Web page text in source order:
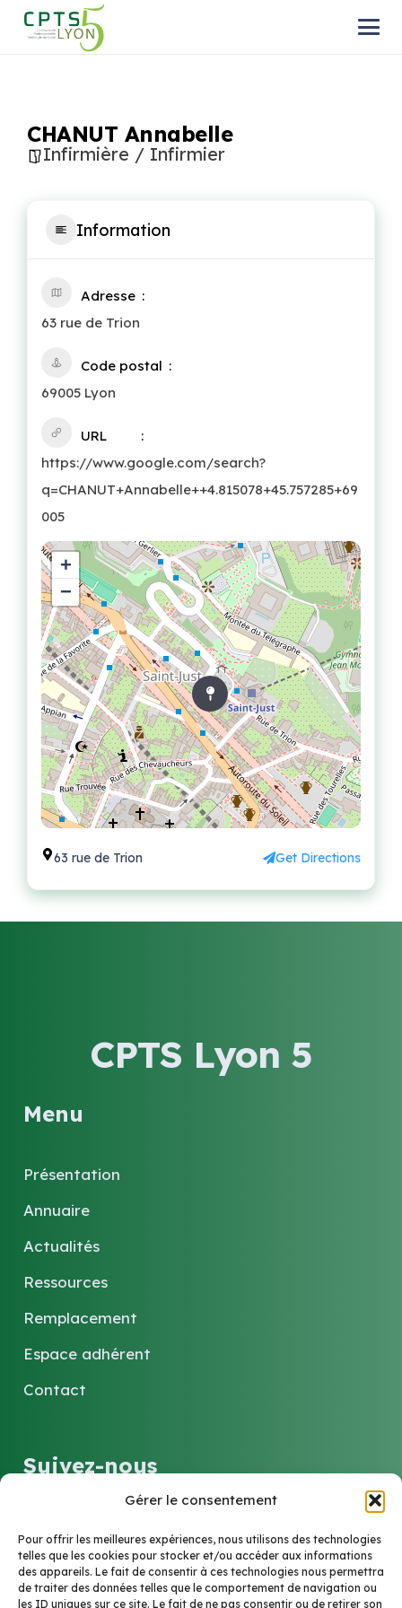
Gérer le consentement
Pour offrir les meilleures expériences, nous utilisons des technologies
telles que les cookies pour stocker et/ou accéder aux informations
des appareils. Le fait de consentir à ces technologies nous permettra
de traiter des données telles que le comportement de navigation ou
les ID uniques sur ce site. Le fait de ne pas consentir ou de retirer son
CHANUT Annabelle
Infirmière / Infirmier
Information
Adresse
63 rue de Trion
Code postal
69005 Lyon
URL
https://www.google.com/search?
q=CHANUT+Annabelle++4.815078+45.757285+69
005
+
−
63 rue de Trion Get Directions
CPTS Lyon 5
Menu
Présentation
Annuaire
Actualités
Ressources
Remplacement
Espace adhérent
Contact
Suivez-nous
Contact